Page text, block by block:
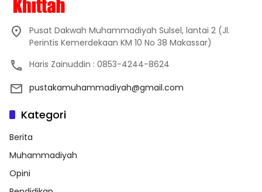
Pusat Dakwah Muhammadiyah Sulsel, lantai 2 (Jl.
Perintis Kemerdekaan KM 10 No 38 Makassar)
Haris Zainuddin : 0853-4244-8624
pustakamuhammadiyah@gmail.com
Kategori
Berita
Muhammadiyah
Opini